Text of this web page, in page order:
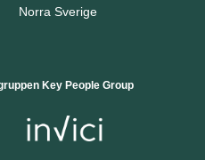
Norra Sverige
Key People Group